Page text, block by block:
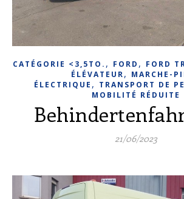
CATÉGORIE <3,5TO. , FORD , FORD
ÉLÉVATEUR, MARCHE-
ÉLECTRIQUE , TRANSPORT DE
MOBILITÉ RÉDUITE
21/06/2023